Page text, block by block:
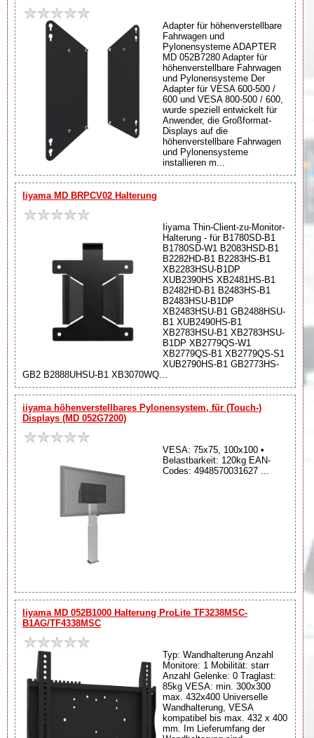
Adapter für höhenverstellbare
Fahrwagen und
Pylonensysteme ADAPTER
MD 052B7280 Adapter für
höhenverstellbare Fahrwagen
und Pylonensysteme Der
Adapter für VESA 600-500 /
600 und VESA 800-500 / 600,
wurde speziell entwickelt für
Anwender, die Großformat-
Displays auf die
höhenverstellbare Fahrwagen
und Pylonensysteme
installieren m...
Iiyama MD BRPCV02 Halterung
Iiyama Thin-Client-zu-Monitor-
Halterung - für B1780SD-B1
B1780SD-W1 B2083HSD-B1
B2282HD-B1 B2283HS-B1
XB2283HSU-B1DP
XUB2390HS XB2481HS-B1
B2482HD-B1 B2483HS-B1
B2483HSU-B1DP
XB2483HSU-B1 GB2488HSU-
B1 XUB2490HS-B1
XB2783HSU-B1 XB2783HSU-
B1DP XB2779QS-W1
XB2779QS-B1 XB2779QS-S1
XUB2790HS-B1 GB2773HS-
GB2 B2888UHSU-B1 XB3070WQ...
iiyama höhenverstellbares Pylonensystem, für (Touch-)
Displays (MD 052G7200)
VESA: 75x75, 100x100 •
Belastbarkeit: 120kg EAN-
Codes: 4948570031627 ...
Iiyama MD 052B1000 Halterung ProLite TF3238MSC-
B1AG/TF4338MSC
Typ: Wandhalterung Anzahl
Monitore: 1 Mobilität: starr
Anzahl Gelenke: 0 Traglast:
85kg VESA: min. 300x300
max. 432x400 Universelle
Wandhalterung, VESA
kompatibel bis max. 432 x 400
mm. Im Lieferumfang der